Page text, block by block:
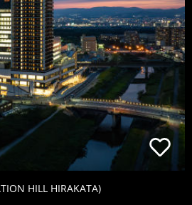
HILL HIRAKATA)